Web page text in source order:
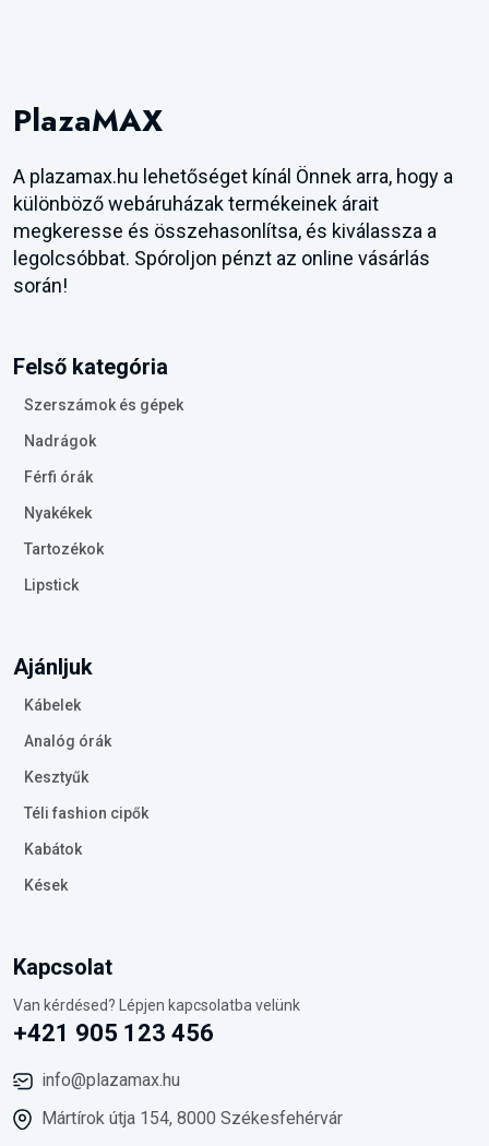
PlazaMAX
A plazamax.hu lehetőséget kínál Önnek arra, hogy a
különböző webáruházak termékeinek árait
megkeresse és összehasonlítsa, és kiválassza a
legolcsóbbat. Spóroljon pénzt az online vásárlás
során!
Felső kategória
Szerszámok és gépek
Nadrágok
Férfi órák
Nyakékek
Tartozékok
Lipstick
Ajánljuk
Kábelek
Analóg órák
Kesztyűk
Téli fashion cipők
Kabátok
Kések
Kapcsolat
Van kérdésed? Lépjen kapcsolatba velünk
+421 905 123 456
info@plazamax.hu
Mártírok útja 154, 8000 Székesfehérvár